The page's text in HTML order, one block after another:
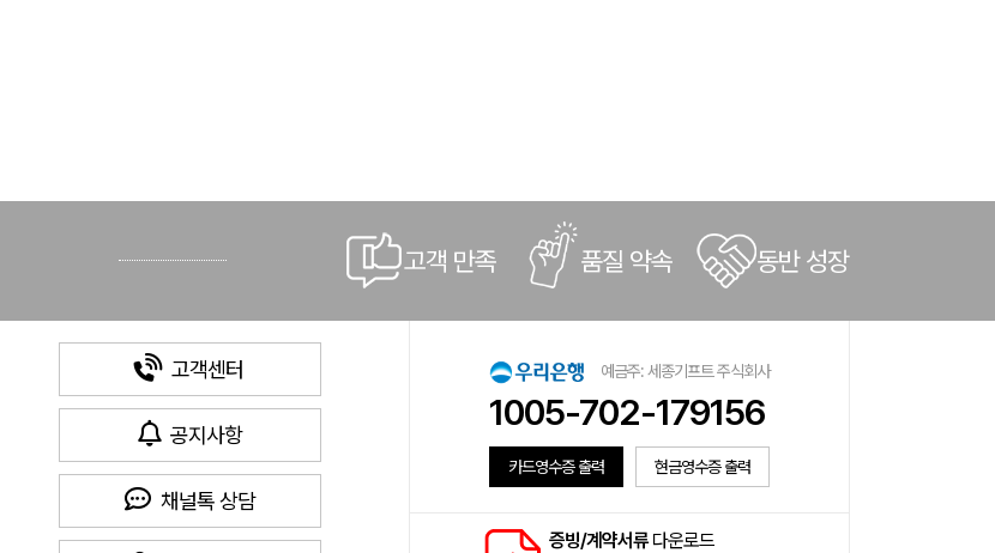
고객 만족 품질 약속 동반 성장
고객센터
공지사항
채널톡 상담
예금주: 세종기프트 주식회사
1005-702-179156
카드영수증 출력 현금영수증 출력
증빙/계약서류다운로드